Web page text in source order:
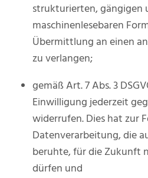
strukturierten, gängigen
maschinenlesebaren
Übermittlung an einen
zu verlangen;
gemäß Art. 7 Abs. 3
Einwilligung jederzeit
widerrufen. Dies hat zur
Datenverarbeitung, die
beruhte, für die Zukunft
dürfen und